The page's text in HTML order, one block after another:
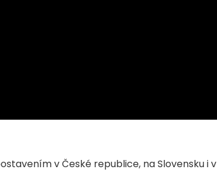
v České republice, na Slovensku i v